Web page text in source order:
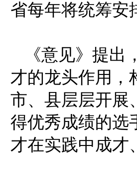
省每年将统筹安
《意见》提
才的龙头作用，
市、县层层开展
得优秀成绩的选
才在实践中成才